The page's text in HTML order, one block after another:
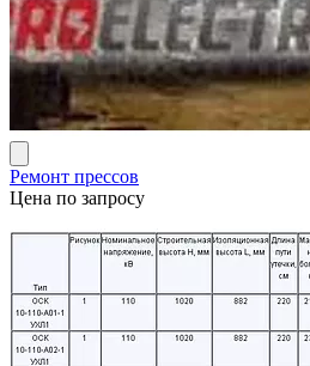
Ремонт прессов
Цена по запросу